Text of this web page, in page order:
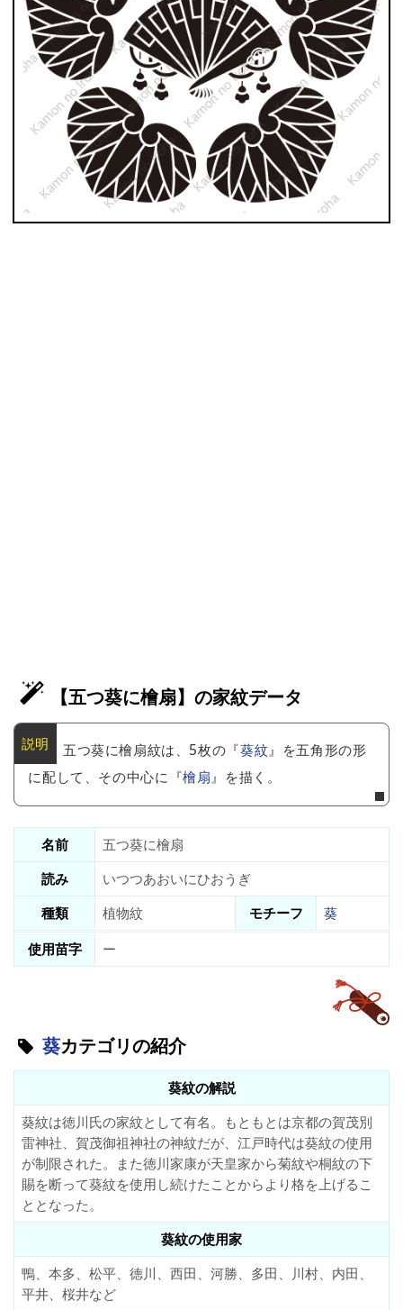
【五つ葵に檜扇】の家紋データ
五つ葵に檜扇紋は、5枚の『葵紋』を五角形の形
に配して、その中心に『檜扇』を描く。
名前
五つ葵に檜扇
読み
いつつあおいにひおうぎ
種類
植物紋 モチーフ
葵
使用苗字
ー
葵カテゴリの紹介
葵紋の解説
葵紋は徳川氏の家紋として有名。もともとは京都の賀茂別
雷神社、賀茂御祖神社の神紋だが、江戸時代は葵紋の使用
が制限された。また徳川家康が天皇家から菊紋や桐紋の下
賜を断って葵紋を使用し続けたことからより格を上げるこ
ととなった。
葵紋の使用家
鴨、本多、松平、徳川、西田、河勝、多田、川村、内田、
平井、桜井など